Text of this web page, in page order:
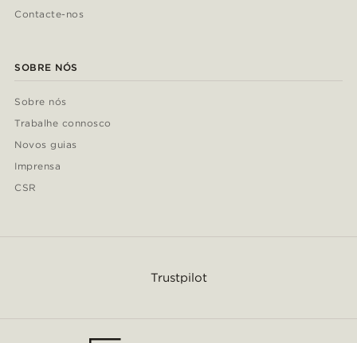
Contacte-nos
SOBRE NÓS
Sobre nós
Trabalhe connosco
Novos guias
Imprensa
CSR
Trustpilot